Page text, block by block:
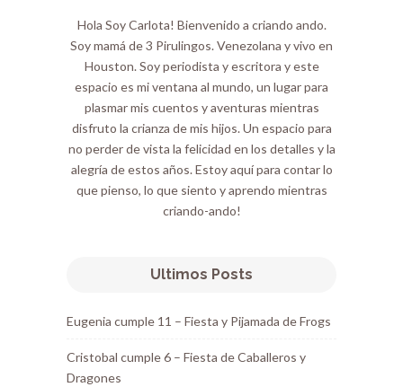
Hola Soy Carlota! Bienvenido a criando ando.
Soy mamá de 3 Pirulingos. Venezolana y vivo en
Houston. Soy periodista y escritora y este
espacio es mi ventana al mundo, un lugar para
plasmar mis cuentos y aventuras mientras
disfruto la crianza de mis hijos. Un espacio para
no perder de vista la felicidad en los detalles y la
alegría de estos años. Estoy aquí para contar lo
que pienso, lo que siento y aprendo mientras
criando-ando!
Ultimos Posts
Eugenia cumple 11 – Fiesta y Pijamada de Frogs
Cristobal cumple 6 – Fiesta de Caballeros y
Dragones